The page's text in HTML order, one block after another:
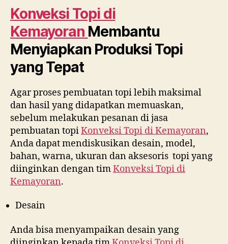
Konveksi Topi di
Kemayoran Membantu
Menyiapkan Produksi Topi
yang Tepat
Agar proses pembuatan topi lebih maksimal
dan hasil yang didapatkan memuaskan,
sebelum melakukan pesanan di jasa
pembuatan topiKonveksi Topi diKemayoran,
Anda dapat mendiskusikan desain, model,
bahan, warna, ukuran dan aksesoris topi yang
diinginkan dengan timKonveksi Topi di
Kemayoran.
Desain
Anda bisa menyampaikan desain yang